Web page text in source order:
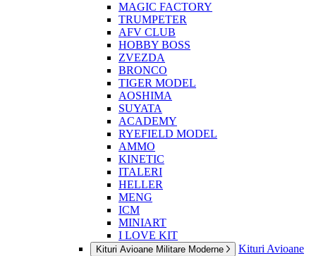
MAGIC FACTORY
TRUMPETER
AFV CLUB
HOBBY BOSS
ZVEZDA
BRONCO
TIGER MODEL
AOSHIMA
SUYATA
ACADEMY
RYEFIELD MODEL
AMMO
KINETIC
ITALERI
HELLER
MENG
ICM
MINIART
I LOVE KIT
Kituri Avioane Militare Moderne
Kituri Avioane